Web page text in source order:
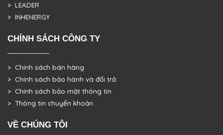
> LEADER
> INHENERGY
CHÍNH SÁCH CÔNG TY
> Chính sách bán hàng
> Chính sách bảo hành và đổi trả
> Chính sách bảo mật thông tin
> Thông tin chuyển khoản
VỀ CHÚNG TÔI